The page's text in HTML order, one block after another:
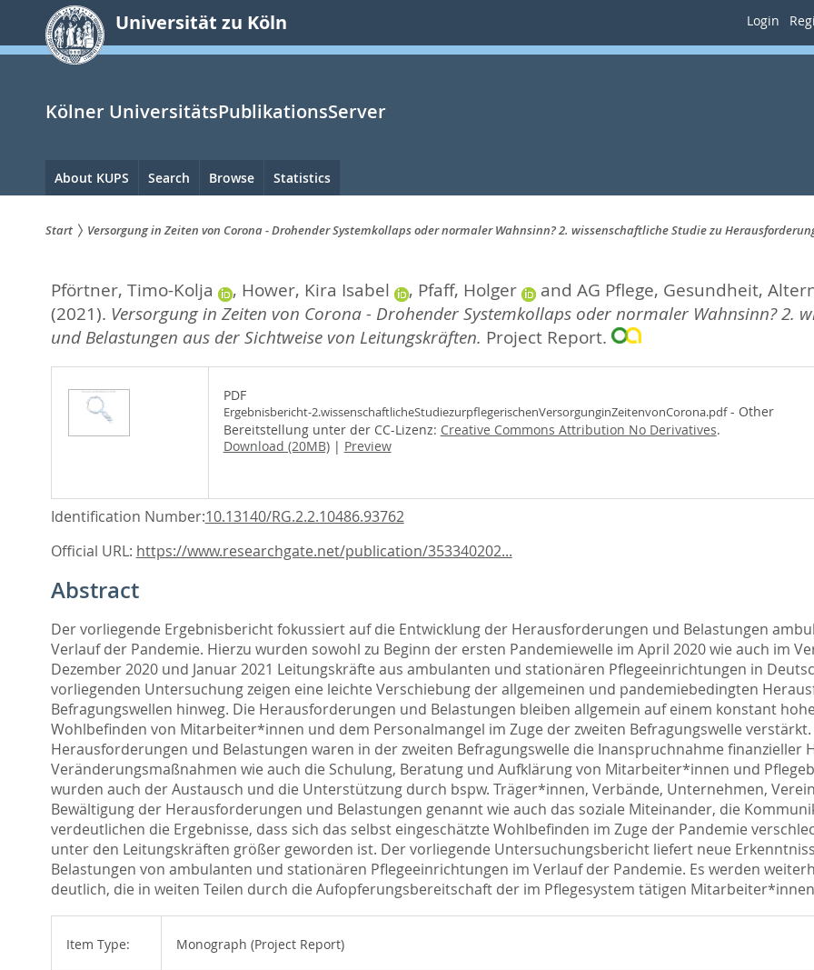
springen
Universität zu Köln Login
Kölner UniversitätsPublikationsServer
Hauptnavigation
About KUPS Search Browse Statistics
sind
hier:
Start Versorgung in Zeiten von Corona - Drohender Systemkollaps oder normaler Wahnsinn? 2. wissenschaftliche Studie zu
Pförtner, Timo-Kolja , Hower, Kira Isabel , Pfaff, Holger and AG Pflege, Gesundheit,
(2021). Versorgung in Zeiten von Corona - Drohender Systemkollaps oder normaler Wahnsinn? 2.
und Belastungen aus der Sichtweise von Leitungskräften. Project Report.
PDF
Ergebnisbericht-2.wissenschaftlicheStudiezurpflegerischenVersorgunginZeitenvonCorona.pdf- Other
Bereitstellung unter der CC-Lizenz: Creative Commons Attribution No Derivatives.
Download (20MB)| Preview
Identification Number:10.13140/RG.2.2.10486.93762
Official URL: https://www.researchgate.net/publication/353340202...
Abstract
Der vorliegende Ergebnisbericht fokussiert auf die Entwicklung der Herausforderungen und Belastungen
Verlauf der Pandemie. Hierzu wurden sowohl zu Beginn der ersten Pandemiewelle im April 2020 wie auch im
Dezember 2020 und Januar 2021 Leitungskräfte aus ambulanten und stationären Pflegeeinrichtungen in
vorliegenden Untersuchung zeigen eine leichte Verschiebung der allgemeinen und pandemiebedingten
Befragungswellen hinweg. Die Herausforderungen und Belastungen bleiben allgemein auf einem konstant
Wohlbefinden von Mitarbeiter*innen und dem Personalmangel im Zuge der zweiten Befragungswelle
Herausforderungen und Belastungen waren in der zweiten Befragungswelle die Inanspruchnahme
Veränderungsmaßnahmen wie auch die Schulung, Beratung und Aufklärung von Mitarbeiter*innen und
wurden auch der Austausch und die Unterstützung durch bspw. Träger*innen, Verbände, Unternehmen,
Bewältigung der Herausforderungen und Belastungen genannt wie auch das soziale Miteinander, die
verdeutlichen die Ergebnisse, dass sich das selbst eingeschätzte Wohlbefinden im Zuge der Pandemie
unter den Leitungskräften größer geworden ist. Der vorliegende Untersuchungsbericht liefert neue
Belastungen von ambulanten und stationären Pflegeeinrichtungen im Verlauf der Pandemie. Es werden
deutlich, die in weiten Teilen durch die Aufopferungsbereitschaft der im Pflegesystem tätigen
Item Type: Monograph (Project Report)